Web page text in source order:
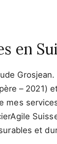
en
– 2021)
mes
et